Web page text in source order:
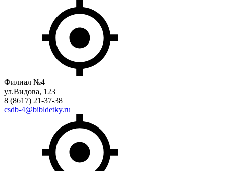
Филиал №4
ул.Видова, 123
8 (8617) 21-37-38
csdb-4@bibldetky.ru